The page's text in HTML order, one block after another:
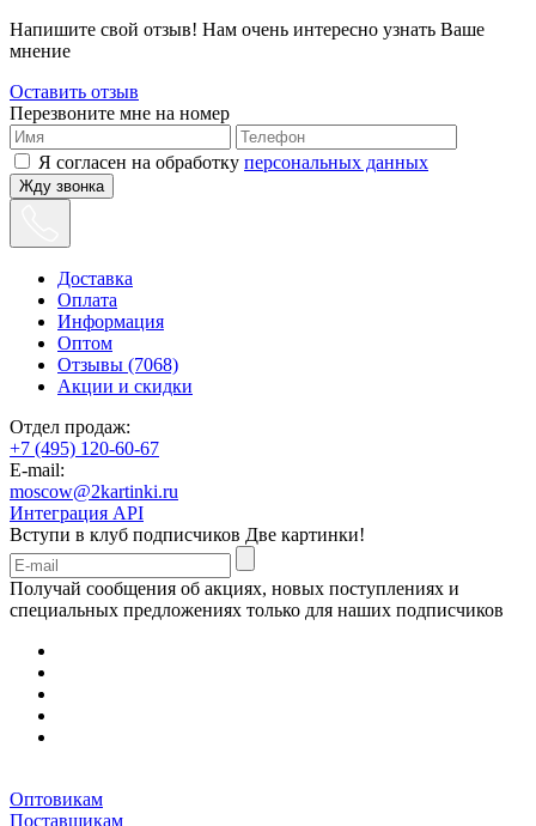
Напишите свой отзыв! Нам очень интересно узнать Ваше
мнение
Оставить отзыв
Перезвоните мне на номер
Я согласен на обработку персональных данных
Жду звонка
Доставка
Оплата
Информация
Оптом
Отзывы (7068)
Акции и скидки
Отдел продаж:
+7 (495) 120-60-67
E-mail:
moscow@2kartinki.ru
Интеграция API
Вступи в клуб подписчиков Две картинки!
Получай сообщения об акциях, новых поступлениях и
специальных предложениях только для наших подписчиков
Оптовикам
Поставщикам